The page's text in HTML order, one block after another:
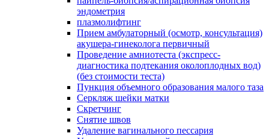
эндометрия
плазмолифтинг
Прием амбулаторный (осмотр, консультация)
акушера-гинеколога первичный
Проведение амниотеста (экспресс-
диагностика подтекания околоплодных вод)
(без стоимости теста)
Пункция объемного образования малого таза
Серкляж шейки матки
Скретчинг
Снятие швов
Удаление вагинального пессария